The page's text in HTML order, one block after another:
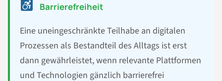
Barrierefreiheit
Eine uneingeschränkte Teilhabe an digitalen
Prozessen als Bestandteil des Alltags ist erst
dann gewährleistet, wenn relevante Plattformen
und Technologien gänzlich barrierefrei